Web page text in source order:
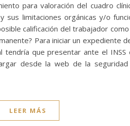
para valoración del cuadro
limitaciones orgánicas y/o
calificación del trabajador
Para iniciar un expediente
que presentar ante el
desde la web de la
LEER MÁS